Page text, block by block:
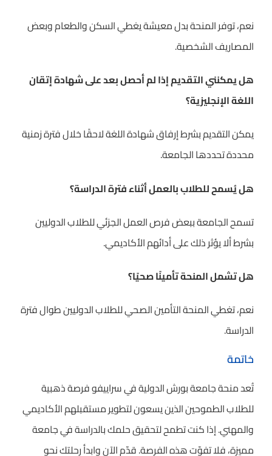
نعم، توفر المنحة بدل معيشة يغطي السكن والطعام وبعض
المصاريف الشخصية.
هل يمكنني التقديم إذا لم أحصل بعد على شهادة إتقان
اللغة الإنجليزية؟
يمكن التقديم بشرط إرفاق شهادة اللغة لاحقًا خلال فترة زمنية
محددة تحددها الجامعة.
هل يُسمح للطلاب بالعمل أثناء فترة الدراسة؟
تسمح الجامعة ببعض فرص العمل الجزئي للطلاب الدوليين
بشرط ألا يؤثر ذلك على أدائهم الأكاديمي.
هل تشمل المنحة تأمينًا صحيًا؟
نعم، تغطي المنحة التأمين الصحي للطلاب الدوليين طوال فترة
الدراسة.
خاتمة
تُعد منحة جامعة بورش الدولية في سراييفو فرصة ذهبية
للطلاب الطموحين الذين يسعون لتطوير مستقبلهم الأكاديمي
والمهني. إذا كنت تطمح لتحقيق حلمك بالدراسة في جامعة
مميزة، فلا تفوّت هذه الفرصة. قدّم الآن وابدأ رحلتك نحو